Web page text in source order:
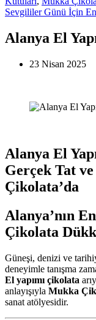
Sevgililer Günü İçin
Alanya El
23 Nisan 2025
Alanya El
Gerçek Tat
Çikolata’da
Alanya’nın
Çikolata
Güneşi, denizi ve
deneyimle tanışma
El yapımı çikolata
anlayışıyla Mukka
sanat atölyesidir.